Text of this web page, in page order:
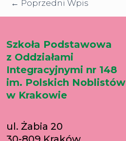
← Poprzedni Wpis
Szkoła Podstawowa
z Oddziałami
Integracyjnymi nr 148
im. Polskich Noblistów
w Krakowie
ul. Żabia 20